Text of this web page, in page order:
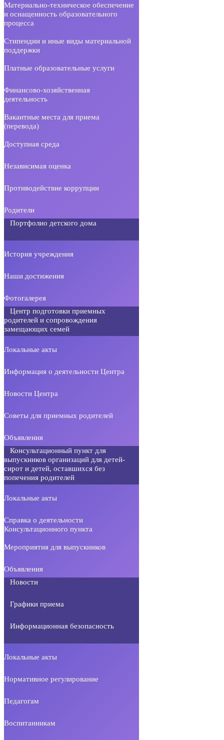
Материально-техническое обеспечение
и оснащенность образовательного
процесса
Стипендии и иные виды материальной
поддержки
Платные образовательные услуги
Финансово-хозяйственная
деятельность
Вакантные места для приема
(перевода)
Доступная среда
Независимая оценка
Противодействие коррупции
Родители
Портфолио детского дома
История учреждения
Наши достижения
Фотогалерея
Центр подготовки приемных
родителей и сопровождения
замещающих семей
Локальные акты
Информация о деятельности Центра
Новости Центра
Советы для приемных родителей
Объявления
Консультационный пункт для
выпускников организаций для детей-
сирот и детей, оставшихся без
попечения родителей
Локальные акты
Справка о деятельности
Консультационного пункта
Мероприятия для выпускников
Объявления
Новости
Графики приема
Информационная безопасность
Локальные акты
Нормативное регулирование
Педагогам
Воспитанникам